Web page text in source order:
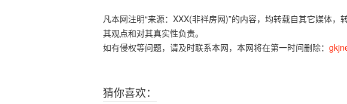
凡本网注明“来源：XXX(非祥房网)”的内容，均转载自其它媒体
其观点和对其真实性负责。
如有侵权等问题，请及时联系本网，本网将在第一时间删除：
猜你喜欢：